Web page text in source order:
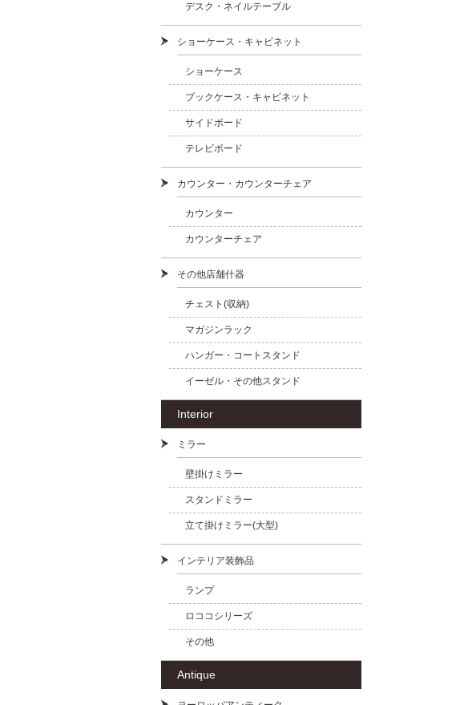
デスク・ネイルテーブル
ショーケース・キャビネット
ショーケース
ブックケース・キャビネット
サイドボード
テレビボード
カウンター・カウンターチェア
カウンター
カウンターチェア
その他店舗什器
チェスト(収納)
マガジンラック
ハンガー・コートスタンド
イーゼル・その他スタンド
Interior
ミラー
壁掛けミラー
スタンドミラー
立て掛けミラー(大型)
インテリア装飾品
ランプ
ロココシリーズ
その他
Antique